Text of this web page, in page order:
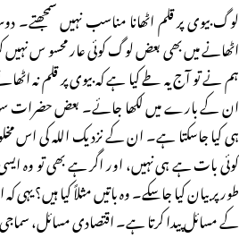
لوگ بیوی پر قلم اٹھانا مناسب نہیں
اٹھانے میں بھی بعض لوگ کوئی عار محسو س
ہم نے تو آج یہ طے کیا ہے کہ بیوی پر قلم نہ
ان کے بارے میں لکھا جائے۔ بعض حضرات
ہی کیا جاسکتا ہے۔ ان کے نزدیک اللہ کی اس
کوئی بات ہے ہی نہیں، اور اگر ہے بھی تو وہ
طور پر بیان کیا جاسکے۔ وہ باتیں مثلاً کیا ہیں؟
کے مسائل پیدا کرتا ہے۔ اقتصادی مسائل،